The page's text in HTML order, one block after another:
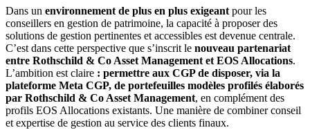
Dans un environnement de plus en plus exigeant pour les
conseillers en gestion de patrimoine, la capacité à proposer des
solutions de gestion pertinentes et accessibles est devenue centrale.
C’est dans cette perspective que s’inscrit le nouveau partenariat
entre Rothschild & Co Asset Management et EOS Allocations.
L’ambition est claire : permettre aux CGP de disposer, via la
plateforme Meta CGP, de portefeuilles modèles profilés élaborés
par Rothschild & Co Asset Management, en complément des
profils EOS Allocations existants. Une manière de combiner conseil
et expertise de gestion au service des clients finaux.